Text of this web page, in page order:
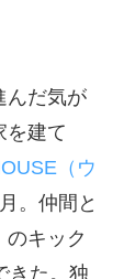
んだ気が
を建て
（ウ
。仲間と
キック
きた。独